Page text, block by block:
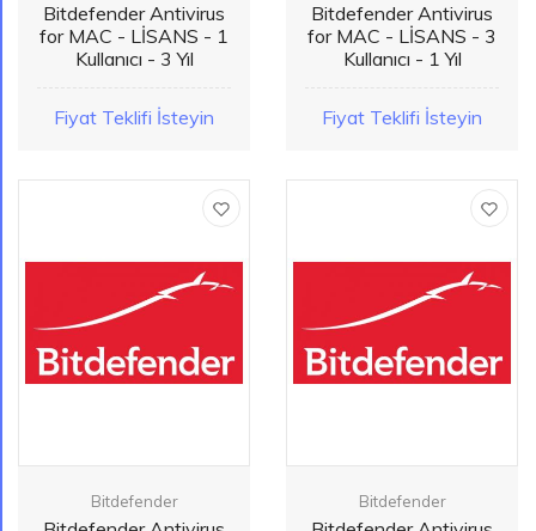
Bitdefender Antivirus
for MAC - LİSANS - 1
Kullanıcı - 3 Yıl
Fiyat Teklifi İsteyin
Bitdefender Antivirus
for MAC - LİSANS - 3
Kullanıcı - 1 Yıl
Fiyat Teklifi İsteyin
Bitdefender Bitdefender